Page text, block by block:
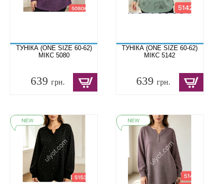
ТУНІКА (ONE SIZE 60-62)
МІКС 5080
639 грн.
ТУНІКА (ONE SIZE 60-62)
МІКС 5142
639грн.